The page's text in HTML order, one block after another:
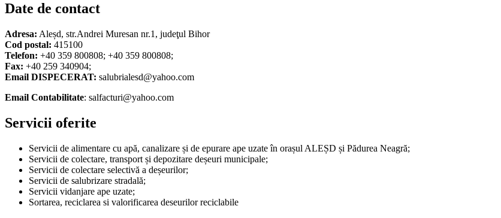
Date de contact
Adresa: Aleșd, str.Andrei Muresan nr.1, judeţul Bihor
Cod postal: 415100
Telefon: +40 359 800808; +40 359 800808;
Fax: +40 259 340904;
Email DISPECERAT: salubrialesd@yahoo.com
Email Contabilitate: salfacturi@yahoo.com
Servicii oferite
Servicii de alimentare cu apă, canalizare și de epurare ape uzate în orașul ALEȘD și Pădurea Neagră;
Servicii de colectare, transport și depozitare deșeuri municipale;
Servicii de colectare selectivă a deșeurilor;
Servicii de salubrizare stradală;
Servicii vidanjare ape uzate;
Sortarea, reciclarea si valorificarea deseurilor reciclabile